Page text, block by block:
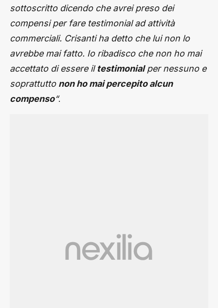
sottoscritto dicendo che avrei preso dei
compensi per fare testimonial ad attività
commerciali. Crisanti ha detto che lui non lo
avrebbe mai fatto. Io ribadisco che non ho mai
accettato di essere il testimonialper nessuno e
soprattutto non ho mai percepito alcun
compenso“.